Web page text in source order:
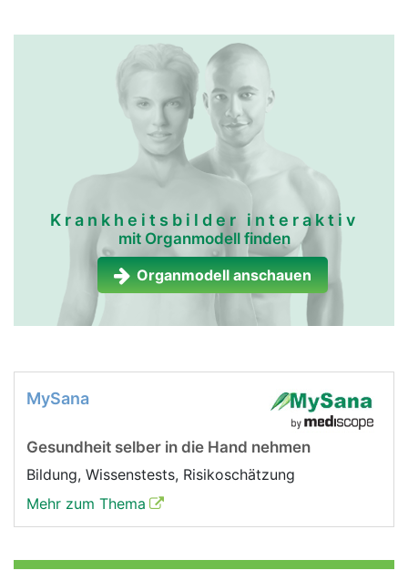
Krankheitsbilder interaktiv
mit Organmodell finden
Organmodell anschauen
MySana
Gesundheit selber in die Hand nehmen
Bildung, Wissenstests, Risikoschätzung
Mehr zum Thema